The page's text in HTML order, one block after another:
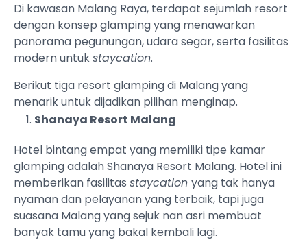
Di kawasan Malang Raya, terdapat sejumlah resort
dengan konsep glamping yang menawarkan
panorama pegunungan, udara segar, serta fasilitas
modern untukstaycation.
Berikut tiga resort glamping di Malang yang
menarik untuk dijadikan pilihan menginap.
Shanaya Resort Malang
Hotel bintang empat yang memiliki tipe kamar
glamping adalah Shanaya Resort Malang. Hotel ini
memberikan fasilitas staycation yang tak hanya
nyaman dan pelayanan yang terbaik, tapi juga
suasana Malang yang sejuk nan asri membuat
banyak tamu yang bakal kembali lagi.